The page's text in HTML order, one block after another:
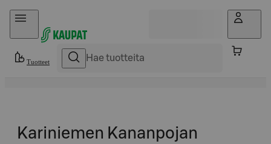
Hyppää sisältöön
Tuotteet
Kariniemen Kananpojan